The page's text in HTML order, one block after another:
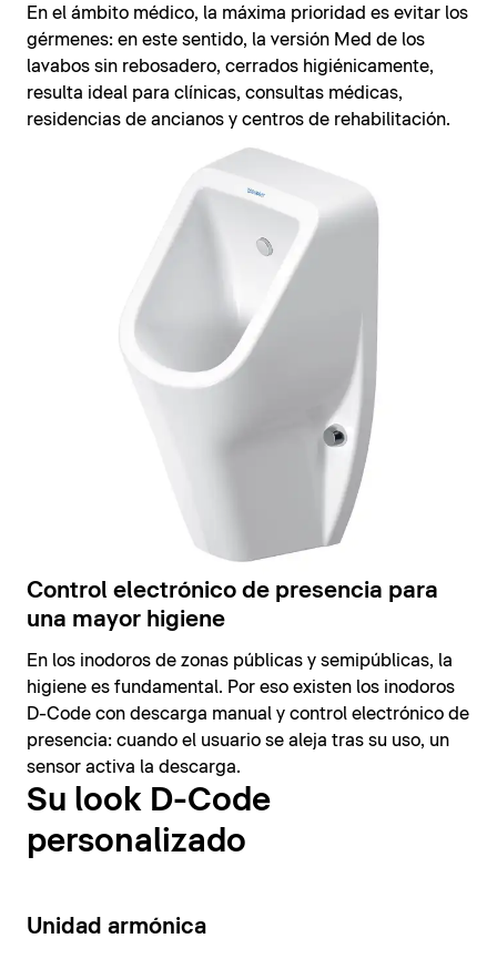
En el ámbito médico, la máxima prioridad es evitar los
gérmenes: en este sentido, la versión Med de los
lavabos sin rebosadero, cerrados higiénicamente,
resulta ideal para clínicas, consultas médicas,
residencias de ancianos y centros de rehabilitación.
Control electrónico de presencia para
una mayor higiene
En los inodoros de zonas públicas y semipúblicas, la
higiene es fundamental. Por eso existen los inodoros
D-Code con descarga manual y control electrónico de
presencia: cuando el usuario se aleja tras su uso, un
sensor activa la descarga.
Su look D-Code
personalizado
14
Unidad armónica